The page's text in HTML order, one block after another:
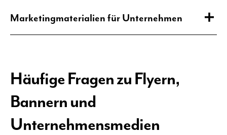
Marketingmaterialien für Unternehmen
Unternehmen in Kassel und
Nordhessen
Häufige Fragen zu Flyern,
Bannern und
Unternehmensmedien